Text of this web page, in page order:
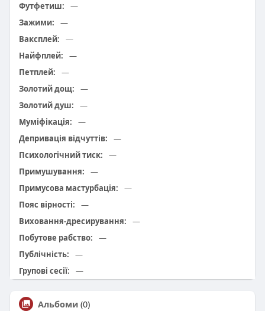
Футфетиш:
—
Зажими:
—
Ваксплей:
—
Найфплей:
—
Петплей:
—
Золотий дощ:
—
Золотий душ:
—
Муміфікація:
—
Депривація відчуттів:
—
Психологічний тиск:
—
Примушування:
—
Примусова мастурбація:
—
Пояс вірності:
—
Виховання-дресирування:
—
Побутове рабство:
—
Публічність:
—
Групові сесії:
—
Альбоми (0)